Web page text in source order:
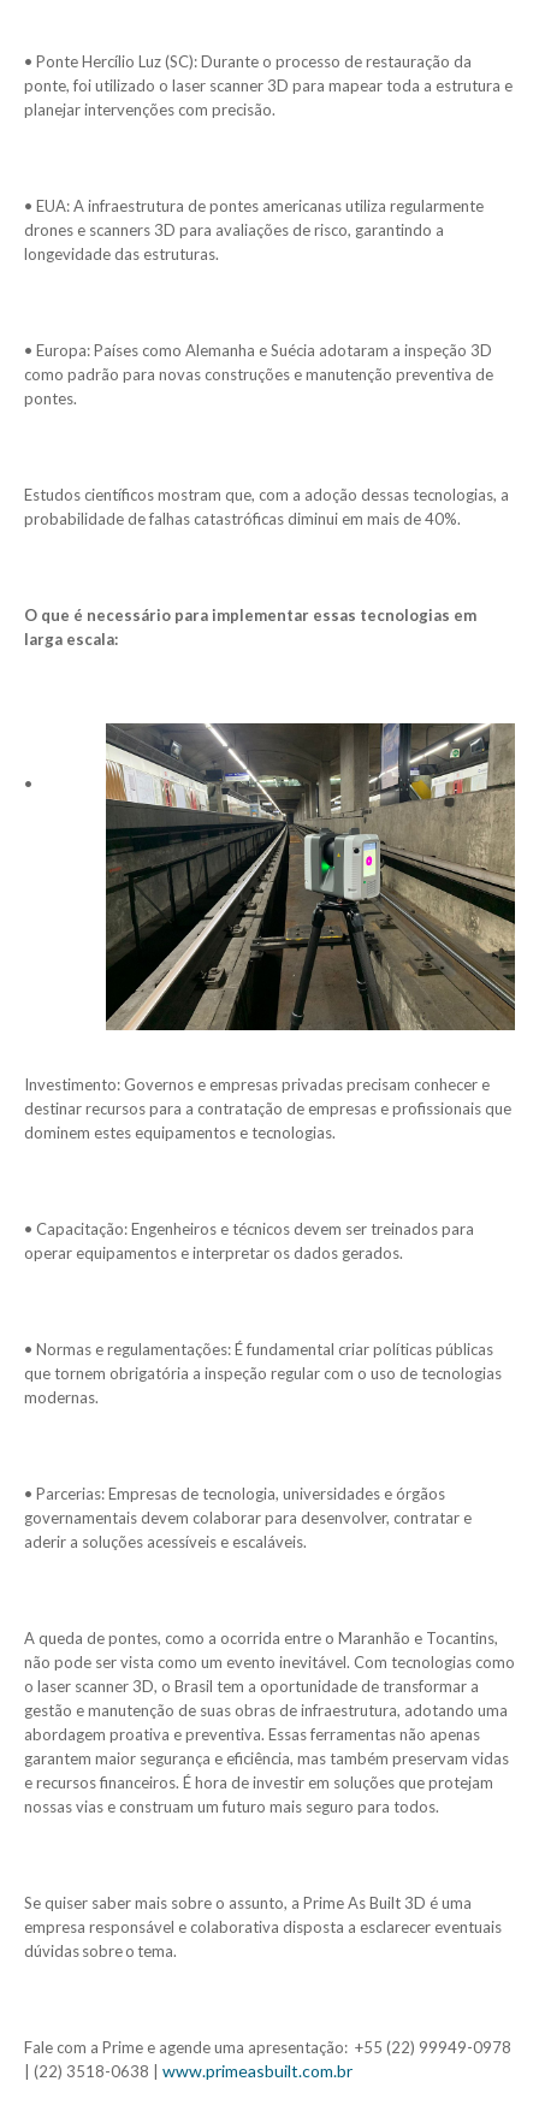
• Ponte Hercílio Luz (SC): Durante o processo de restauração da
ponte, foi utilizado o laser scanner 3D para mapear toda a estrutura e
planejar intervenções com precisão.
• EUA: A infraestrutura de pontes americanas utiliza regularmente
drones e scanners 3D para avaliações de risco, garantindo a
longevidade das estruturas.
• Europa: Países como Alemanha e Suécia adotaram a inspeção 3D
como padrão para novas construções e manutenção preventiva de
pontes.
Estudos científicos mostram que, com a adoção dessas tecnologias, a
probabilidade de falhas catastróficas diminui em mais de 40%.
O que é necessário para implementar essas tecnologias em
larga escala:
•
Investimento: Governos e empresas privadas precisam conhecer e
destinar recursos para a contratação de empresas e profissionais que
dominem estes equipamentos e tecnologias.
• Capacitação: Engenheiros e técnicos devem ser treinados para
operar equipamentos e interpretar os dados gerados.
• Normas e regulamentações: É fundamental criar políticas públicas
que tornem obrigatória a inspeção regular com o uso de tecnologias
modernas.
• Parcerias: Empresas de tecnologia, universidades e órgãos
governamentais devem colaborar para desenvolver, contratar e
aderir a soluções acessíveis e escaláveis.
A queda de pontes, como a ocorrida entre o Maranhão e Tocantins,
não pode ser vista como um evento inevitável. Com tecnologias como
o laser scanner 3D, o Brasil tem a oportunidade de transformar a
gestão e manutenção de suas obras de infraestrutura, adotando uma
abordagem proativa e preventiva. Essas ferramentas não apenas
garantem maior segurança e eficiência, mas também preservam vidas
e recursos financeiros. É hora de investir em soluções que protejam
nossas vias e construam um futuro mais seguro para todos.
Se quiser saber mais sobre o assunto, a Prime As Built 3D é uma
empresa responsável e colaborativa disposta a esclarecer eventuais
dúvidas sobre o tema.
Fale com a Prime e agende uma apresentação: +55 (22) 99949-0978
| (22) 3518-0638 | www.primeasbuilt.com.br